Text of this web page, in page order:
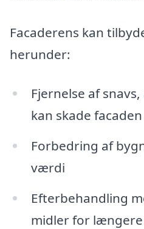
Facaderens kan
herunder:
Fjernelse af
kan skade
Forbedring af
værdi
Efterbehandling
midler for